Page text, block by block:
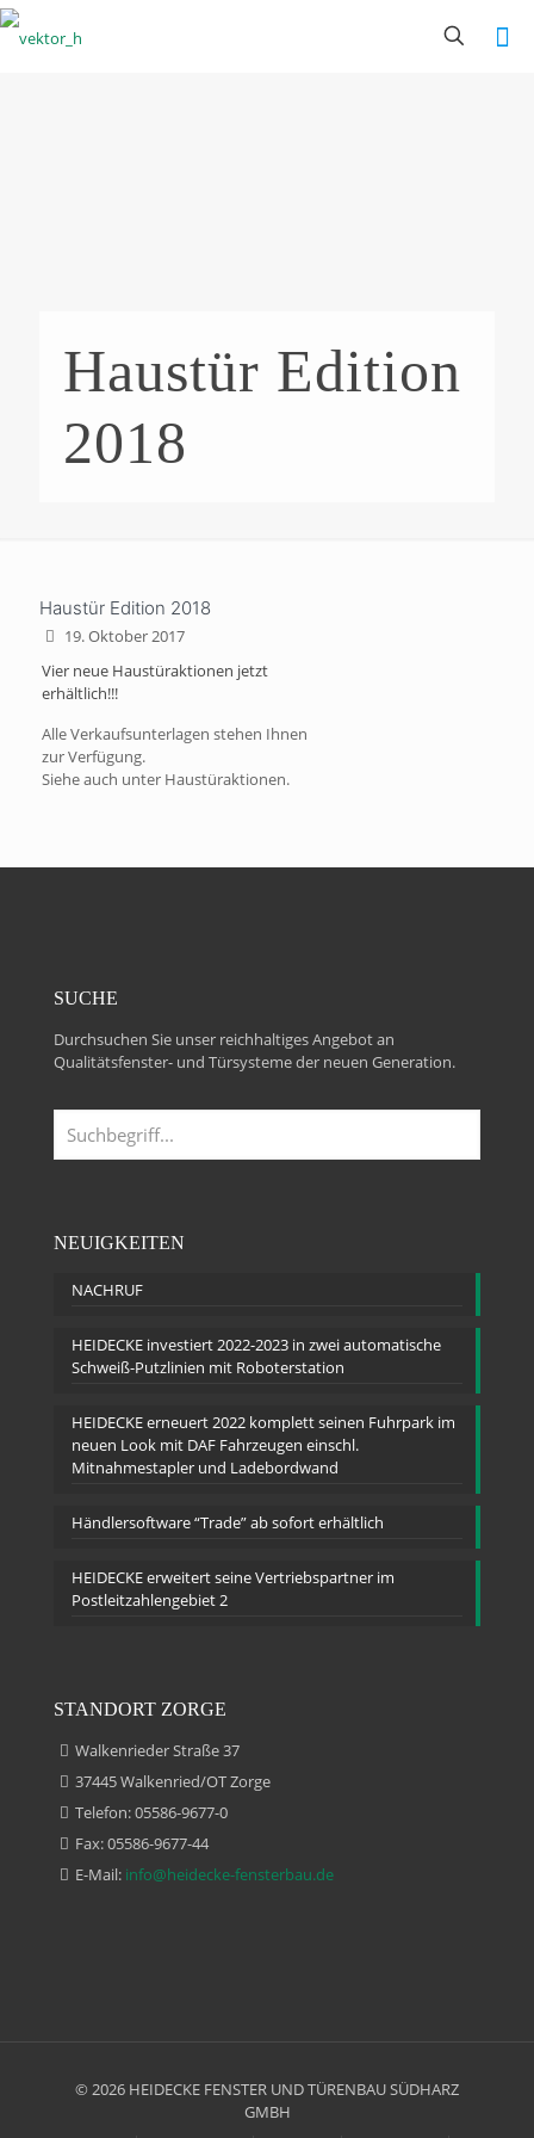
Haustür Edition
2018
Haustür Edition 2018
19. Oktober 2017
Vier neue Haustüraktionen jetzt
erhältlich!!!
Alle Verkaufsunterlagen stehen Ihnen
zur Verfügung.
Siehe auch unter Haustüraktionen.
SUCHE
Durchsuchen Sie unser reichhaltiges Angebot an
Qualitätsfenster- und Türsysteme der neuen Generation.
NEUIGKEITEN
NACHRUF
HEIDECKE investiert 2022-2023 in zwei automatische
Schweiß-Putzlinien mit Roboterstation
HEIDECKE erneuert 2022 komplett seinen Fuhrpark im
neuen Look mit DAF Fahrzeugen einschl.
Mitnahmestapler und Ladebordwand
Händlersoftware “Trade” ab sofort erhältlich
HEIDECKE erweitert seine Vertriebspartner im
Postleitzahlengebiet 2
STANDORT ZORGE
Walkenrieder Straße 37
37445 Walkenried/OT Zorge
Telefon: 05586-9677-0
Fax: 05586-9677-44
E-Mail: info@heidecke-fensterbau.de
© 2026 HEIDECKE FENSTER UND TÜRENBAU SÜDHARZ
GMBH